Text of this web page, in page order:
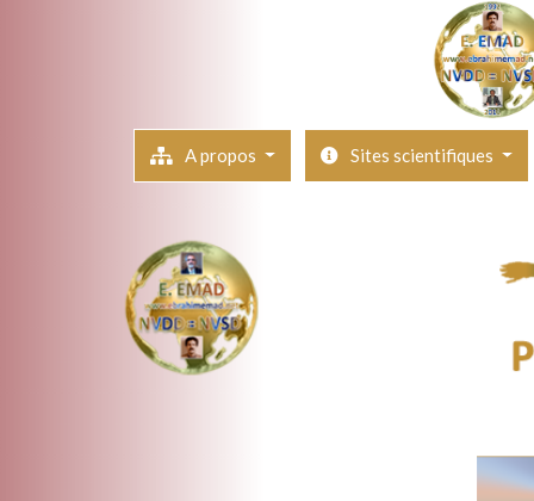
A propos Sites scientifiques